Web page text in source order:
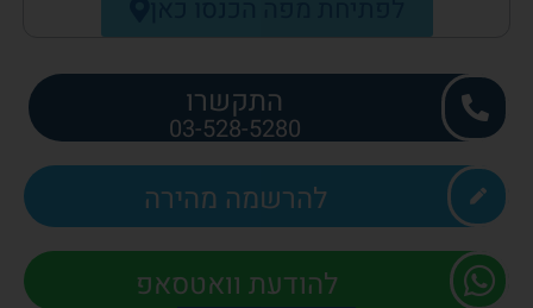
התקשרו
03-528-5280
להרשמה מהירה
להודעת וואטסאפ